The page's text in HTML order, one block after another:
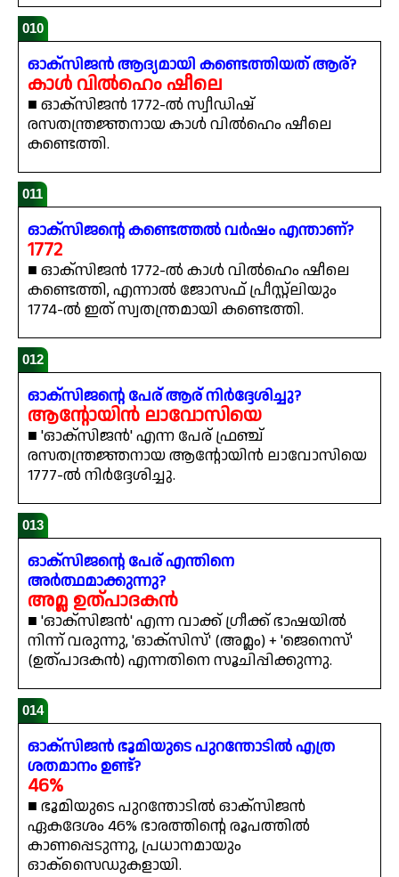
010
ഓക്സിജൻ ആദ്യമായി കണ്ടെത്തിയത് ആര്?
കാൾ വിൽഹെം ഷീലെ
■ ഓക്സിജൻ 1772-ൽ സ്വീഡിഷ്
രസതന്ത്രജ്ഞനായ കാൾ വിൽഹെം ഷീലെ
കണ്ടെത്തി.
011
ഓക്സിജന്റെ കണ്ടെത്തൽ വർഷം എന്താണ്?
1772
■ ഓക്സിജൻ 1772-ൽ കാൾ വിൽഹെം ഷീലെ
കണ്ടെത്തി, എന്നാൽ ജോസഫ് പ്രീസ്റ്റ്ലിയും
1774-ൽ ഇത് സ്വതന്ത്രമായി കണ്ടെത്തി.
012
ഓക്സിജന്റെ പേര് ആര് നിർദ്ദേശിച്ചു?
ആന്റോയിൻ ലാവോസിയെ
■ 'ഓക്സിജൻ' എന്ന പേര് ഫ്രഞ്ച്
രസതന്ത്രജ്ഞനായ ആന്റോയിൻ ലാവോസിയെ
1777-ൽ നിർദ്ദേശിച്ചു.
013
ഓക്സിജന്റെ പേര് എന്തിനെ
അർത്ഥമാക്കുന്നു?
അമ്ല ഉത്പാദകൻ
■ 'ഓക്സിജൻ' എന്ന വാക്ക് ഗ്രീക്ക് ഭാഷയിൽ
നിന്ന് വരുന്നു, 'ഓക്സിസ്' (അമ്ലം) + 'ജെനെസ്'
(ഉത്പാദകൻ) എന്നതിനെ സൂചിപ്പിക്കുന്നു.
014
ഓക്സിജൻ ഭൂമിയുടെ പുറന്തോടിൽ എത്ര
ശതമാനം ഉണ്ട്?
46%
■ ഭൂമിയുടെ പുറന്തോടിൽ ഓക്സിജൻ
ഏകദേശം 46% ഭാരത്തിന്റെ രൂപത്തിൽ
കാണപ്പെടുന്നു, പ്രധാനമായും
ഓക്സൈഡുകളായി.